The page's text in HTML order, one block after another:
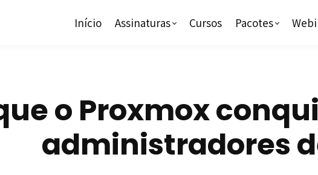
Início Assinaturas Cursos Pacotes
o Proxmox
administradores